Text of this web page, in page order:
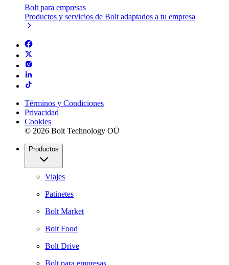
Bolt para empresas
Productos y servicios de Bolt adaptados a tu empresa
Términos y Condiciones
Privacidad
Cookies
© 2026 Bolt Technology OÜ
Productos
Viajes
Patinetes
Bolt Market
Bolt Food
Bolt Drive
Bolt para empresas